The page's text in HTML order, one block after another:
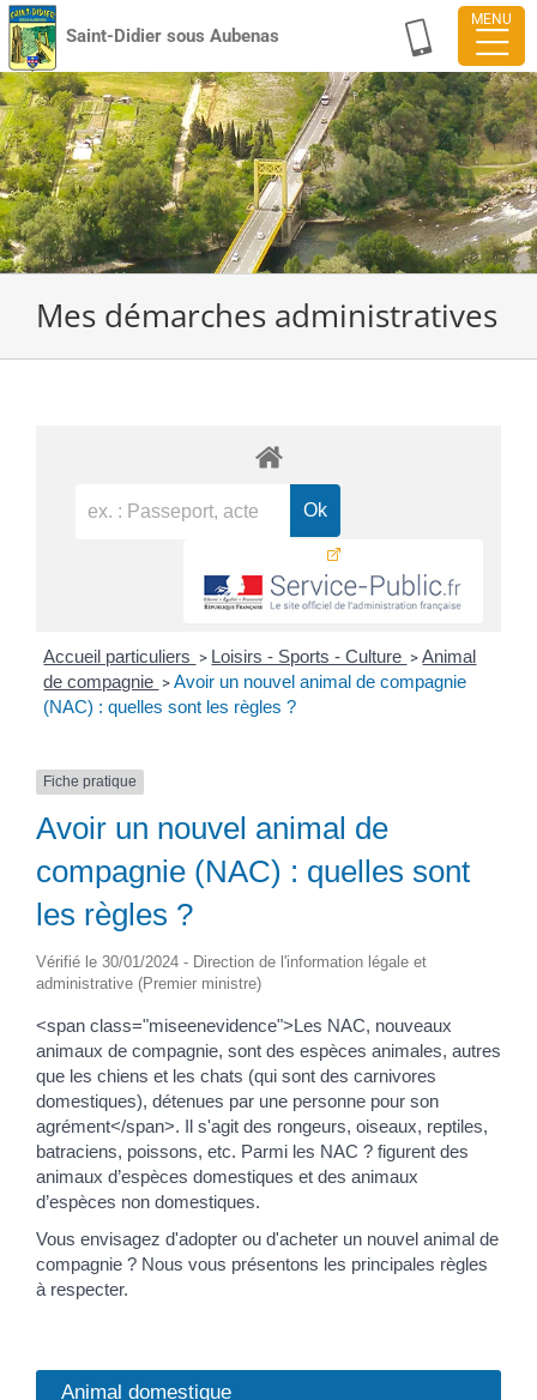
Passer
au
contenu
Saint-Didier sous Aubenas
Mes démarches administratives
Accueil particuliers > Loisirs - Sports - Culture > Animal
de compagnie > Avoir un nouvel animal de compagnie
(NAC) : quelles sont les règles ?
Fiche pratique
Avoir un nouvel animal de
compagnie (NAC) : quelles sont
les règles ?
Vérifié le 30/01/2024 - Direction de l'information légale et
administrative (Premier ministre)
<span class="miseenevidence">Les NAC, nouveaux
animaux de compagnie, sont des espèces animales, autres
que les chiens et les chats (qui sont des carnivores
domestiques), détenues par une personne pour son
agrément</span>. Il s'agit des rongeurs, oiseaux, reptiles,
batraciens, poissons, etc. Parmi les NAC ? figurent des
animaux d’espèces domestiques et des animaux
d’espèces non domestiques.
Vous envisagez d'adopter ou d'acheter un nouvel animal de
compagnie ? Nous vous présentons les principales règles
à respecter.
Animal domestique